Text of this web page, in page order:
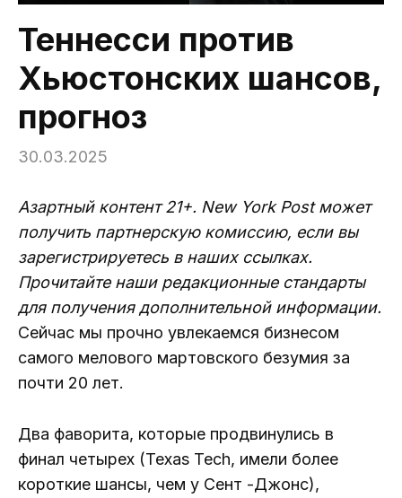
Теннесси против
Хьюстонских шансов,
прогноз
30.03.2025
Азартный контент 21+. New York Post может
получить партнерскую комиссию, если вы
зарегистрируетесь в наших ссылках.
Прочитайте наши редакционные стандарты
для получения дополнительной информации.
Сейчас мы прочно увлекаемся бизнесом
самого мелового мартовского безумия за
почти 20 лет.
Два фаворита, которые продвинулись в
финал четырех (Texas Tech, имели более
короткие шансы, чем у Сент -Джонс),